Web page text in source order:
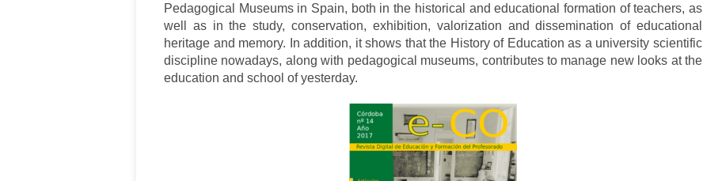
Pedagogical Museums in Spain, both in the historical and educational formation of teachers, as
well as in the study, conservation, exhibition, valorization and dissemination of educational
heritage and memory. In addition, it shows that the History of Education as a university scientific
discipline nowadays, along with pedagogical museums, contributes to manage new looks at the
education and school of yesterday.